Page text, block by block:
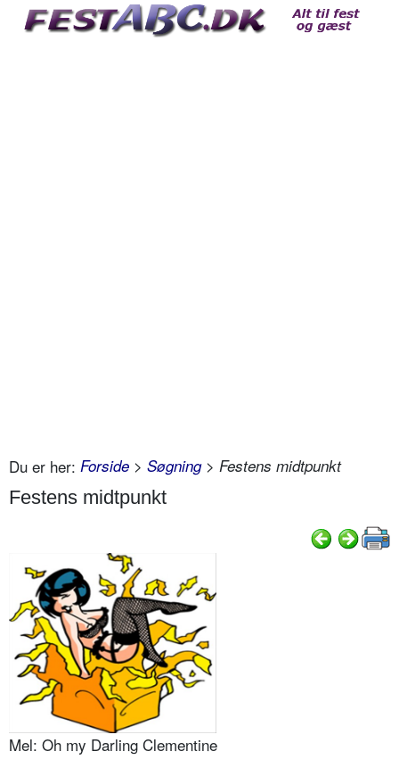
Du er her: Forside > Søgning> Festens midtpunkt
Festens midtpunkt
Mel: Oh my Darling Clementine